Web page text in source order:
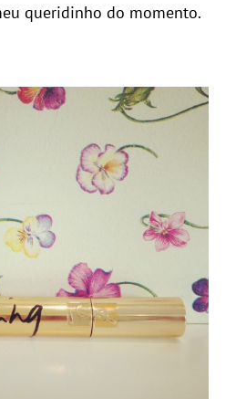
queridinho do momento.